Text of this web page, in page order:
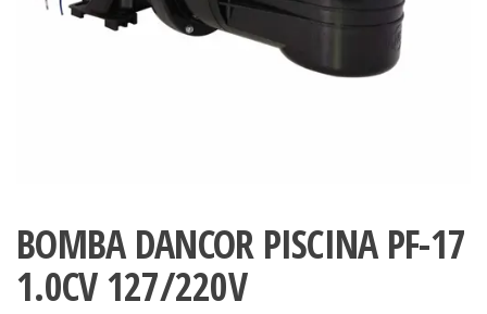
BOMBA DANCOR PISCINA PF-17
1.0CV 127/220V